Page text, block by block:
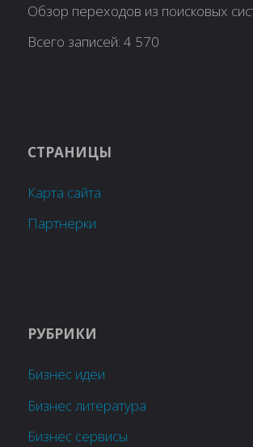
Обзор переходов из поисковых
Всего записей:4 570
СТРАНИЦЫ
Карта сайта
Партнёрки
РУБРИКИ
Бизнес идеи
Бизнес литература
Бизнес сервисы